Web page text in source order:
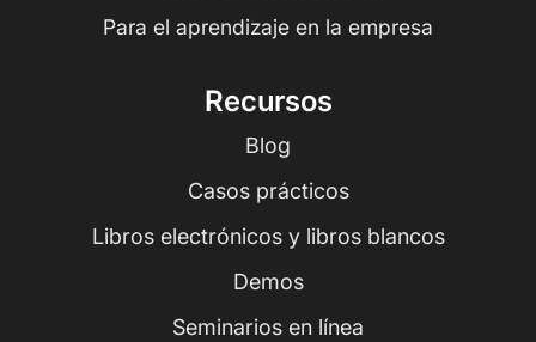
Para el aprendizaje en la empresa
Recursos
Blog
Casos prácticos
Libros electrónicos y libros blancos
Demos
Seminarios en línea